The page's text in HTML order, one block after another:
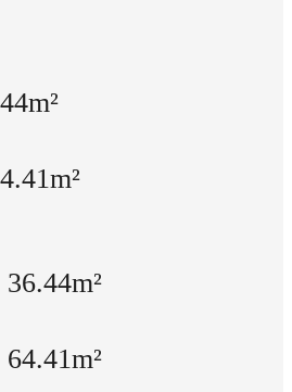
36.44m²
64.41m²